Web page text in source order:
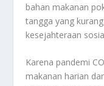
bahan makanan
tangga yang
kesejahteraan
Karena pandemi
makanan harian